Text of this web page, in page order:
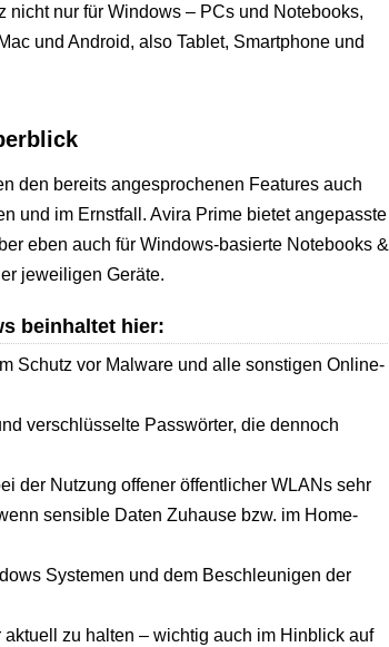
nicht nur für Windows – PCs und Notebooks,
und Android, also Tablet, Smartphone und
den bereits angesprochenen Features auch
und im Ernstfall. Avira Prime bietet angepasste
eben auch für Windows-basierte Notebooks &
jeweiligen Geräte.
beinhaltet hier:
Schutz vor Malware und alle sonstigen Online-
verschlüsselte Passwörter, die dennoch
der Nutzung offener öffentlicher WLANs sehr
sensible Daten Zuhause bzw. im Home-
Systemen und dem Beschleunigen der
zu halten – wichtig auch im Hinblick auf